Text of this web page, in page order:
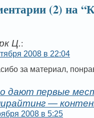
(2) на
Ц.:
2008 в 22:04
за материал,
дают первые
—
2008 в 5:25